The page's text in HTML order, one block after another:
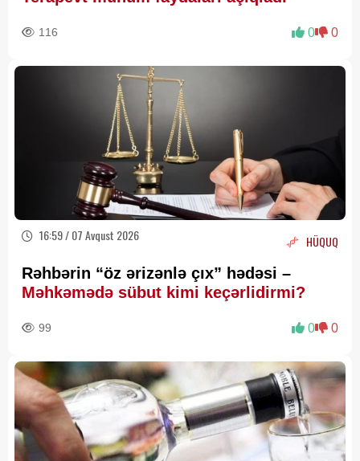
116 0 0
16:59 / 07 Avqust 2026 HÜQUQ
Rəhbərin “öz ərizənlə çıx” hədəsi –
Məhkəmədə sübut kimi keçərlidirmi?
99 0 0